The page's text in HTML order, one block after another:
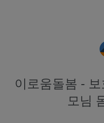
이로움돌봄 -
모님